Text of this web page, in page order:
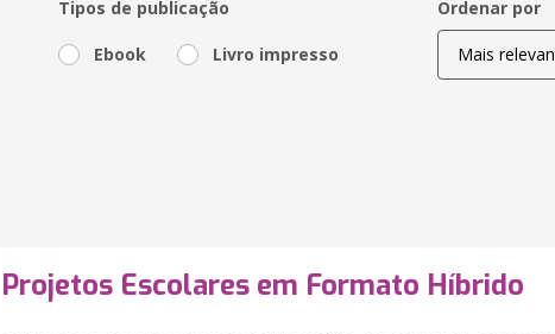
Tipos de publicação
Ebook Livro impresso
Ordenar por
Projetos Escolares em Formato Híbrido